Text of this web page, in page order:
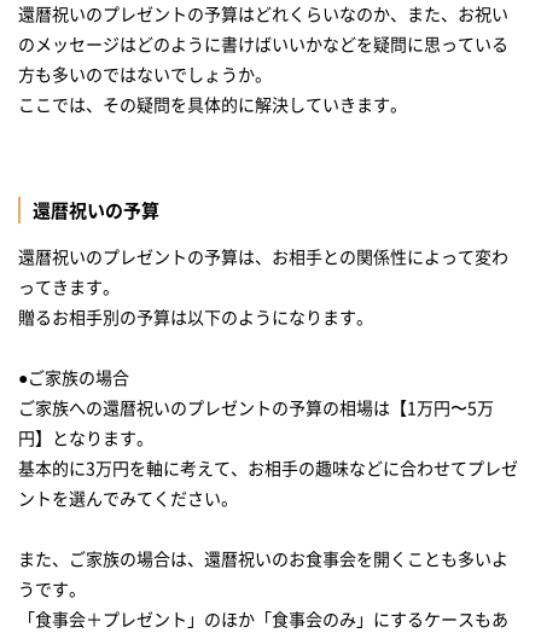
還暦祝いのプレゼントの予算はどれくらいなのか、また、お祝い
のメッセージはどのように書けばいいかなどを疑問に思っている
方も多いのではないでしょうか。
ここでは、その疑問を具体的に解決していきます。
還暦祝いの予算
還暦祝いのプレゼントの予算は、お相手との関係性によって変わ
ってきます。
贈るお相手別の予算は以下のようになります。
●ご家族の場合
ご家族への還暦祝いのプレゼントの予算の相場は【1万円〜5万
円】となります。
基本的に3万円を軸に考えて、お相手の趣味などに合わせてプレゼ
ントを選んでみてください。
また、ご家族の場合は、還暦祝いのお食事会を開くことも多いよ
うです。
「食事会＋プレゼント」のほか「食事会のみ」にするケースもあ